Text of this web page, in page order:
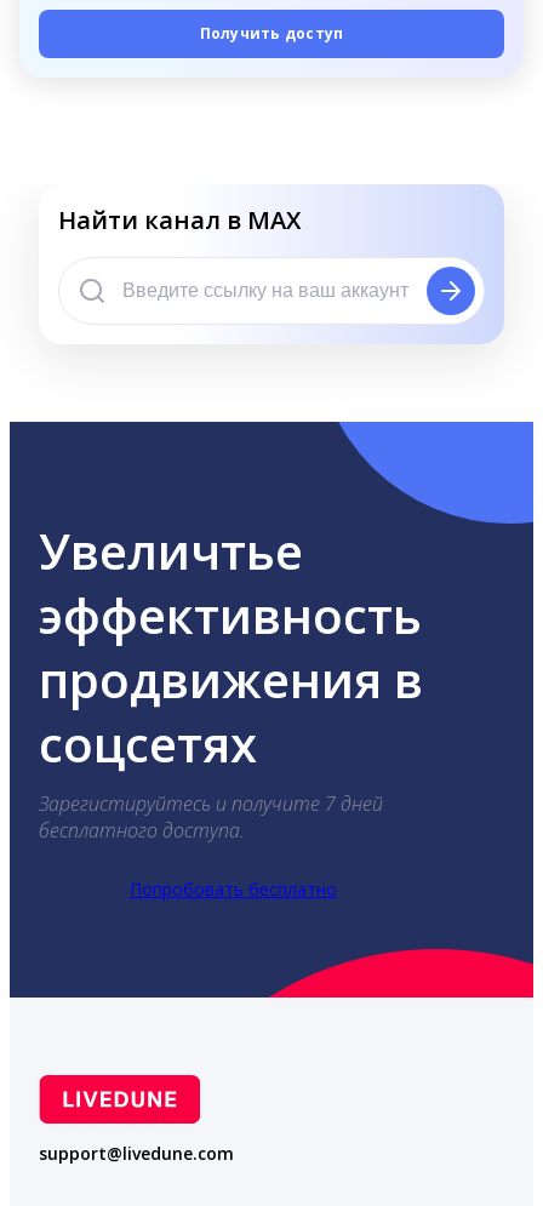
Получить доступ
Найти канал в MAX
Увеличтье
эффективность
продвижения в
соцсетях
Зарегистируйтесь и получите 7 дней
бесплатного доступа.
Попробовать бесплатно
support@livedune.com